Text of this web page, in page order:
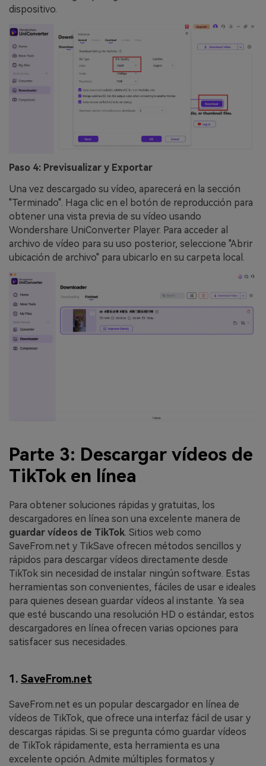
dispositivo.
Paso 4: Previsualizar y Exportar
Una vez descargado su vídeo, aparecerá en la sección
"Terminado". Haga clic en el botón de reproducción para
obtener una vista previa de su vídeo usando
Wondershare UniConverter Player. Para acceder al
archivo de vídeo para su uso posterior, seleccione "Abrir
ubicación de archivo" para ubicarlo en su carpeta local.
Parte 3: Descargar vídeos de
TikTok en línea
Para obtener soluciones rápidas y gratuitas, los
descargadores en línea son una excelente manera de
guardar vídeos de TikTok. Sitios web como
SaveFrom.net y TikSave ofrecen métodos sencillos y
rápidos para descargar vídeos directamente desde
TikTok sin necesidad de instalar ningún software. Estas
herramientas son convenientes, fáciles de usar e ideales
para quienes desean guardar vídeos al instante. Ya sea
que esté buscando una resolución HD o estándar, estos
descargadores en línea ofrecen varias opciones para
satisfacer sus necesidades.
1. SaveFrom.net
SaveFrom.net es un popular descargador en línea de
vídeos de TikTok, que ofrece una interfaz fácil de usar y
descargas rápidas. Si se pregunta cómo guardar vídeos
de TikTok rápidamente, esta herramienta es una
excelente opción. Admite múltiples formatos y